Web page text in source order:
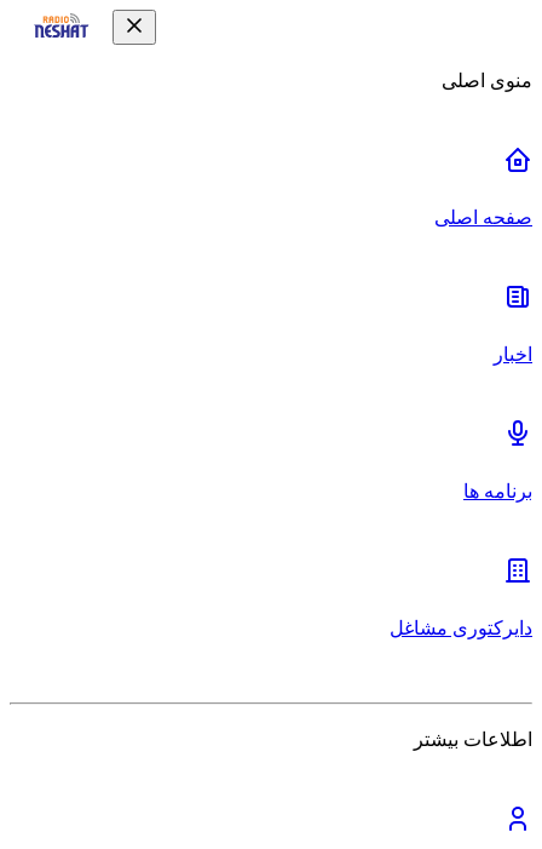
منوی اصلی
صفحه اصلی
اخبار
برنامه ها
دایرکتوری مشاغل
اطلاعات بیشتر